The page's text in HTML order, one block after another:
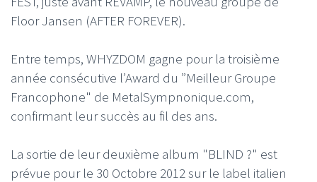
Floor Jansen (AFTER FOREVER).
Entre temps, WHYZDOM gagne pour la troisième
année consécutive l’Award du ”Meilleur Groupe
Francophone" de MetalSympnonique.com,
confirmant leur succès au fil des ans.
La sortie de leur deuxième album "BLIND ?" est
prévue pour le 30 Octobre 2012 sur le label italien